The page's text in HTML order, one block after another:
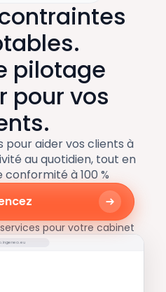
pilotage
pour vos
pour aider vos clients à
au quotidien, tout en
à 100 %
pour votre cabinet